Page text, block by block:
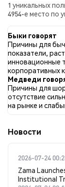
1 уникальных
4954-е место по
во всех
опубликовано 0
твитов имели
медвежьим
нейтральными
на 2 твитах.
Быки говорят
Причины для
показатели,
инновационные
корпоративных
Медведи
Причины для
отсутствие
на рынке и
Новости
2026-07-24
Zama
Institutional